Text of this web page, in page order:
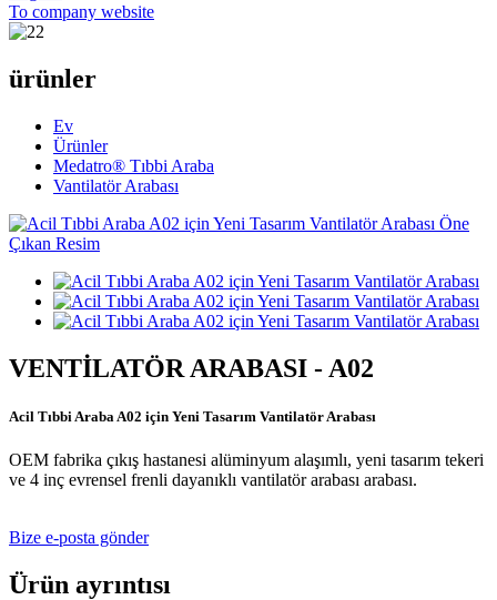
To company website
ürünler
Ev
Ürünler
Medatro® Tıbbi Araba
Vantilatör Arabası
VENTİLATÖR ARABASI - A02
Acil Tıbbi Araba A02 için Yeni Tasarım Vantilatör Arabası
OEM fabrika çıkış hastanesi alüminyum alaşımlı, yeni tasarım tekeri
ve 4 inç evrensel frenli dayanıklı vantilatör arabası arabası.
Bize e-posta gönder
Ürün ayrıntısı